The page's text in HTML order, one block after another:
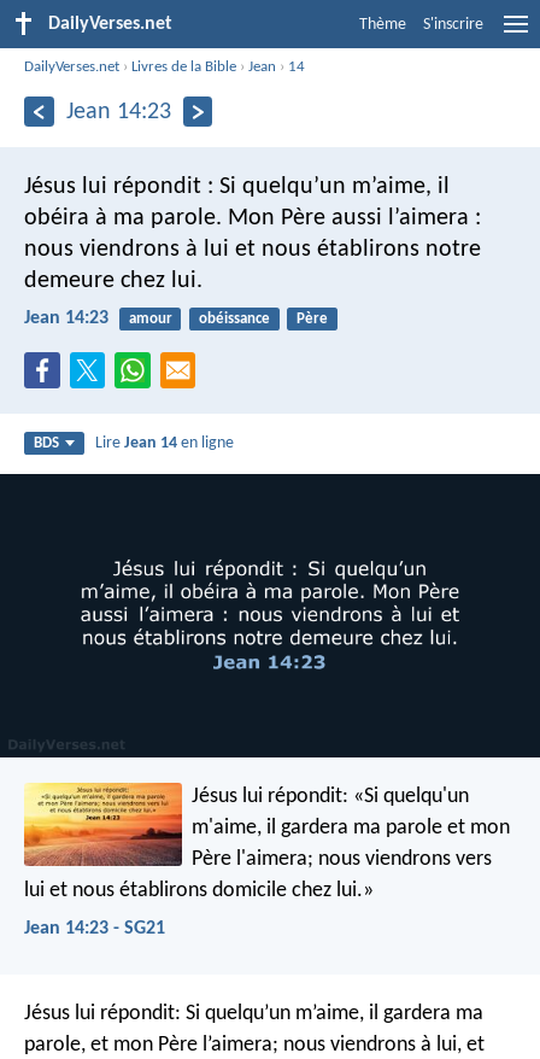
DailyVerses.net Thème S'inscrire
DailyVerses.net ›Livres de la Bible ›Jean › 14
Jean 14:23
Jésus lui répondit : Si quelqu’un m’aime, il
obéira à ma parole. Mon Père aussi l’aimera :
nous viendrons à lui et nous établirons notre
demeure chez lui.
Jean 14:23 amour obéissance Père
BDS LireJean 14 en ligne
Jésus lui répondit: «Si quelqu'un
m'aime, il gardera ma parole et mon
Père l'aimera; nous viendrons vers
lui et nous établirons domicile chez lui.»
Jean 14:23 - SG21
Jésus lui répondit: Si quelqu’un m’aime, il gardera ma
parole, et mon Père l’aimera; nous viendrons à lui, et